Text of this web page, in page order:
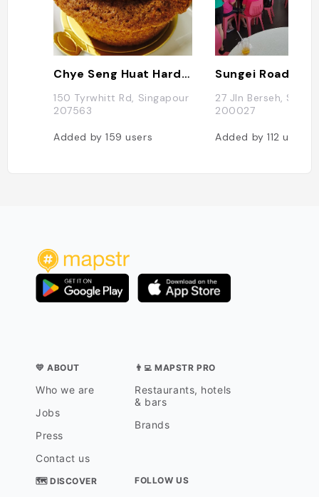
Chye Seng Huat Hardware
150 Tyrwhitt Rd, Singapour
207563
Added by159users
Sungei Road
27 Jln Berseh,
200027
Added by112users
💛 ABOUT
Who we are
Jobs
Press
Contact us
👨‍💻 MAPSTR PRO
Restaurants, hotels
& bars
Brands
🗺 DISCOVER FOLLOW US